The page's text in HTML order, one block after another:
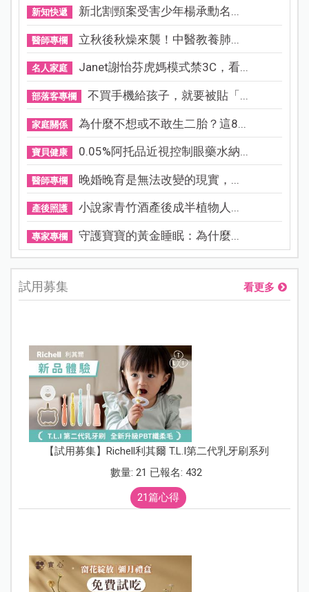
新知快遞 新北割頸案受害少年楊承勳名...
醫師專欄 立秋後秋燥來襲！中醫教養肺...
名人家庭 Janet謝怡芬虎媽模式禁3C，看...
部落客專欄 不買手機給孩子，就要被貼「...
家庭關係 為什麼不想或不敢生二胎？這8...
寶貝健康 0.05%阿托品近視控制眼藥水納...
醫師專欄 晚婚晚育是無法改變的現實，...
產後照護 小說家青竹酒產後成半植物人...
專家專欄 守護寶寶的黃金睡眠：為什麼...
試用募集 看更多
【試用募集】Richell利其爾 T.L.I第二代乳牙刷系列
數量: 21 已報名: 432
21篇心得